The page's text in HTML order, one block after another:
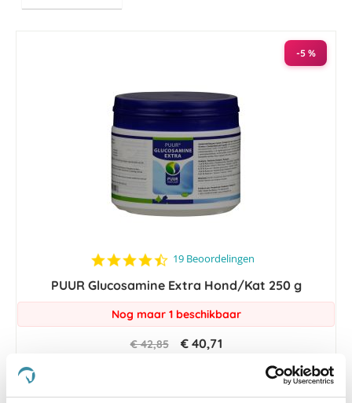
-5 %
4.3
rating
19 Beoordelingen
PUUR Glucosamine Extra Hond/Kat 250 g
Nog maar 1 beschikbaar
€ 42,85 € 40,71